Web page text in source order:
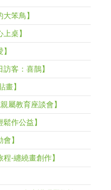
笨鳥】
桌】
客：喜鵲】
畫】
屬教育座談會】
作公益】
】
-纏繞畫創作】